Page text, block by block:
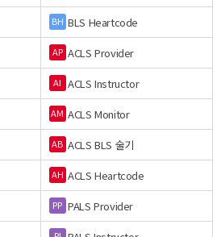
BH BLS Heartcode
AP ACLS Provider
AI ACLS Instructor
AM ACLS Monitor
AB ACLS BLS 술기
AH ACLS Heartcode
PP PALS Provider